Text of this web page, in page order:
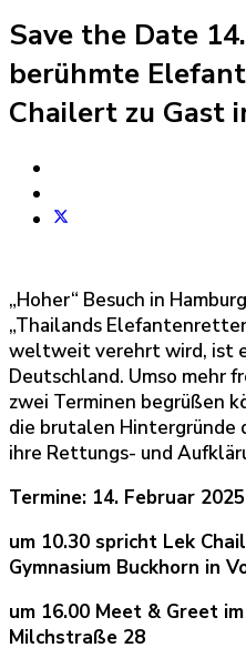
Save the Date
berühmte
Chailert zu Gast
„Hoher“ Besuch in
„Thailands
weltweit verehrt wird, ist
Deutschland. Umso mehr
zwei Terminen begrüßen
die brutalen Hintergründe
ihre Rettungs- und
Termine: 14. Februar 2025
um 10.30 spricht Lek
Gymnasium Buckhorn in
um 16.00 Meet & Greet
Milchstraße 28